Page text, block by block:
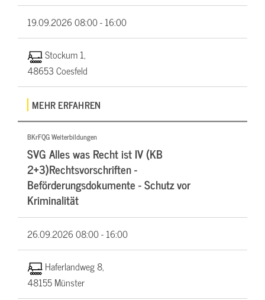
19.09.202608:00 - 16:00
Stockum 1,
48653 Coesfeld
MEHR ERFAHREN
BKrFQG Weiterbildungen
SVG Alles was Recht ist IV (KB
2+3)Rechtsvorschriften -
Beförderungsdokumente - Schutz vor
Kriminalität
26.09.202608:00 - 16:00
Haferlandweg 8,
48155 Münster